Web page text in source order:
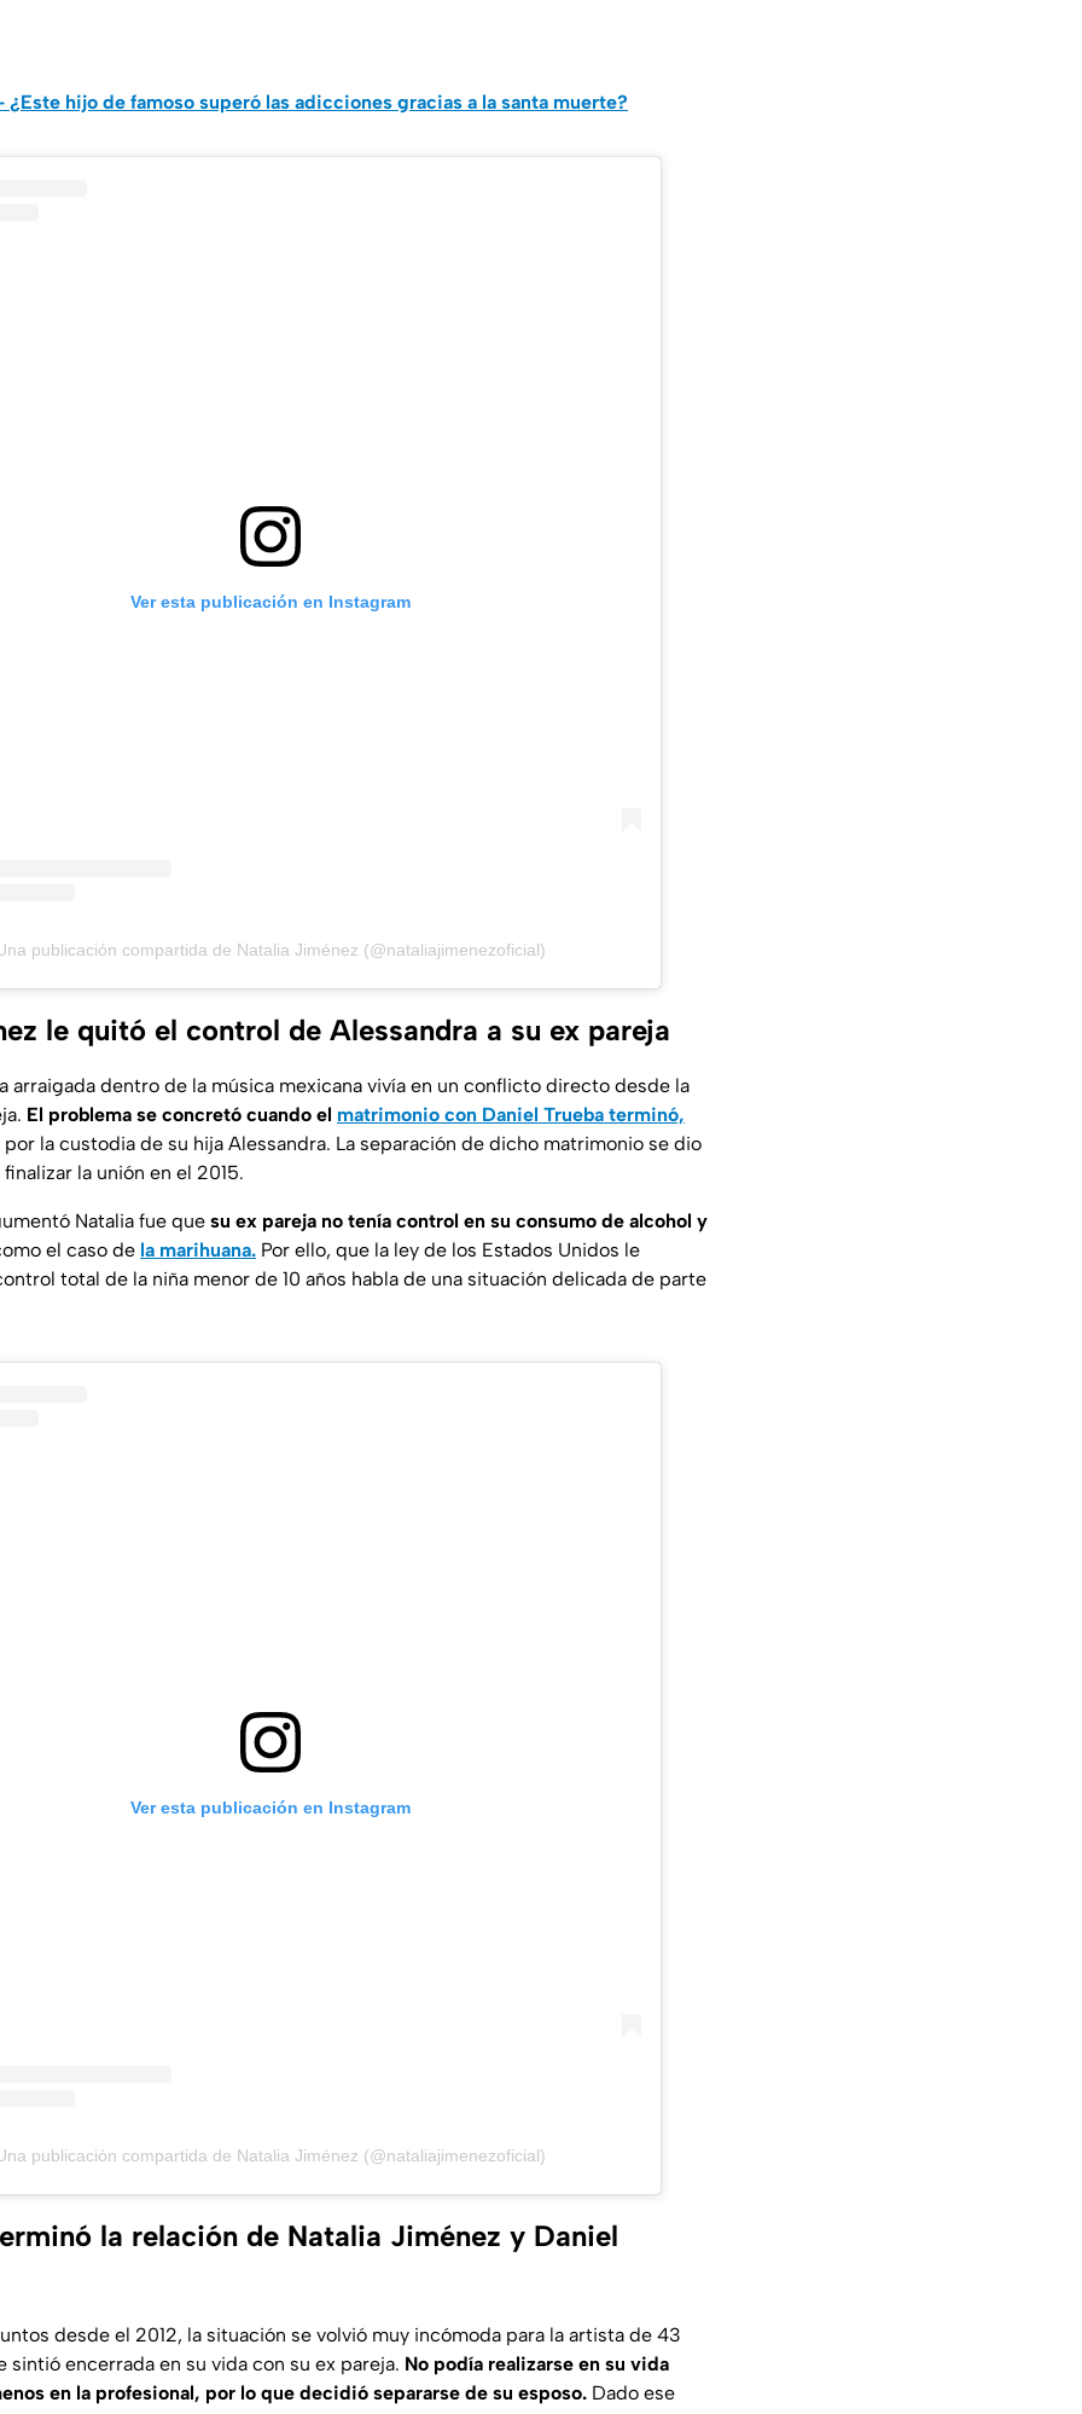
hijo de famoso superó las adicciones gracias a la santa muerte?
Ver esta publicación en Instagram
publicación compartida de Natalia Jiménez (@nataliajimenezoficial)
le quitó el control de Alessandra a su ex pareja
arraigada dentro de la música mexicana vivía en un conflicto directo desde la
El problema se concretó cuando el matrimonio con Daniel Trueba terminó,
la custodia de su hija Alessandra. La separación de dicho matrimonio se dio
la unión en el 2015.
Natalia fue que su ex pareja no tenía control en su consumo de alcohol y
el caso de la marihuana. Por ello, que la ley de los Estados Unidos le
total de la niña menor de 10 años habla de una situación delicada de parte
Ver esta publicación en Instagram
publicación compartida de Natalia Jiménez (@nataliajimenezoficial)
la relación de Natalia Jiménez y Daniel
desde el 2012, la situación se volvió muy incómoda para la artista de 43
sintió encerrada en su vida con su ex pareja. No podía realizarse en su vida
en la profesional, por lo que decidió separarse de su esposo. Dado ese